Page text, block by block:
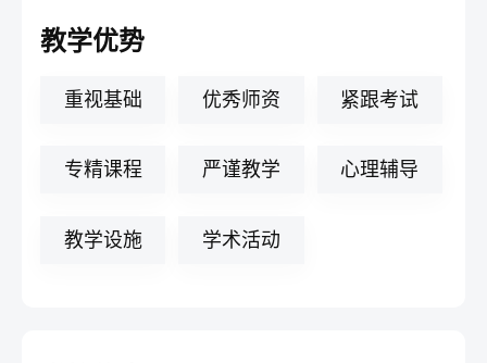
教学优势
重视基础 优秀师资 紧跟考试
专精课程 严谨教学 心理辅导
教学设施 学术活动